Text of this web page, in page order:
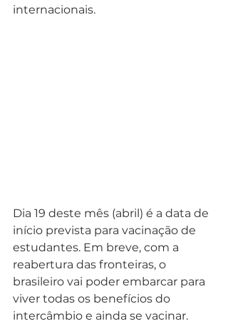
internacionais.
Dia 19 deste mês (abril) é a data de
início prevista para vacinação de
estudantes. Em breve, com a
reabertura das fronteiras, o
brasileiro vai poder embarcar para
viver todas os benefícios do
intercâmbio e ainda se vacinar.